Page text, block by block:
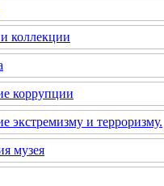
коллекции
коррупции
экстремизму и терроризму.
музея